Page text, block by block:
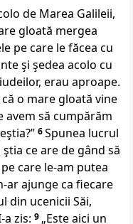
de Marea Galileii,
gloată mergea
pe care le făcea cu
şi şedea acolo cu
erau aproape.
o mare gloată vine
avem să cumpărăm
6Spunea lucrul
ce are de gând să
care le-am putea
ar ajunge ca fiecare
din ucenicii Săi,
zis: 9 „Este aici un